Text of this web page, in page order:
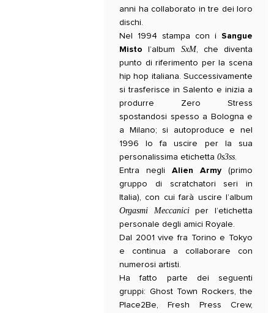
anni ha collaborato in tre dei loro
dischi.
Nel 1994 stampa con i Sangue
Misto l’album SxM, che diventa
punto di riferimento per la scena
hip hop italiana. Successivamente
si trasferisce in Salento e inizia a
produrre Zero Stress
spostandosi spesso a Bologna e
a Milano; si autoproduce e nel
1996 lo fa uscire per la sua
personalissima etichetta 0s3ss
Entra negli Alien Army (primo
gruppo di scratchatori seri in
Italia), con cui farà uscire l’album
Orgasmi Meccaniciper l’etichetta
personale degli amici Royale.
Dal 2001 vive fra Torino e Tokyo
e continua a collaborare con
numerosi artisti.
Ha fatto parte dei seguenti
gruppi: Ghost Town Rockers, the
Place2Be, Fresh Press Crew,